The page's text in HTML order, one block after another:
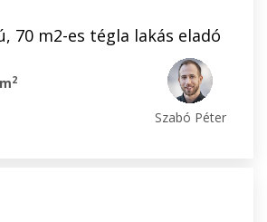
70 m2-es tégla lakás eladó
2
Szabó Péter